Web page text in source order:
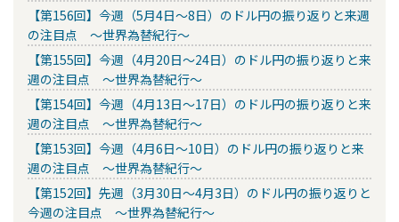
【第156回】今週（5月4日～8日）のドル円の振り返りと来週
の注目点 ～世界為替紀行～
【第155回】今週（4月20日～24日）のドル円の振り返りと来
週の注目点 ～世界為替紀行～
【第154回】今週（4月13日～17日）のドル円の振り返りと来
週の注目点 ～世界為替紀行～
【第153回】今週（4月6日～10日）のドル円の振り返りと来
週の注目点 ～世界為替紀行～
【第152回】先週（3月30日～4月3日）のドル円の振り返りと
今週の注目点 ～世界為替紀行～